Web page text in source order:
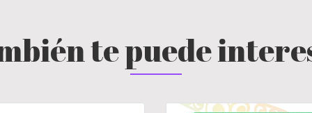
te puede